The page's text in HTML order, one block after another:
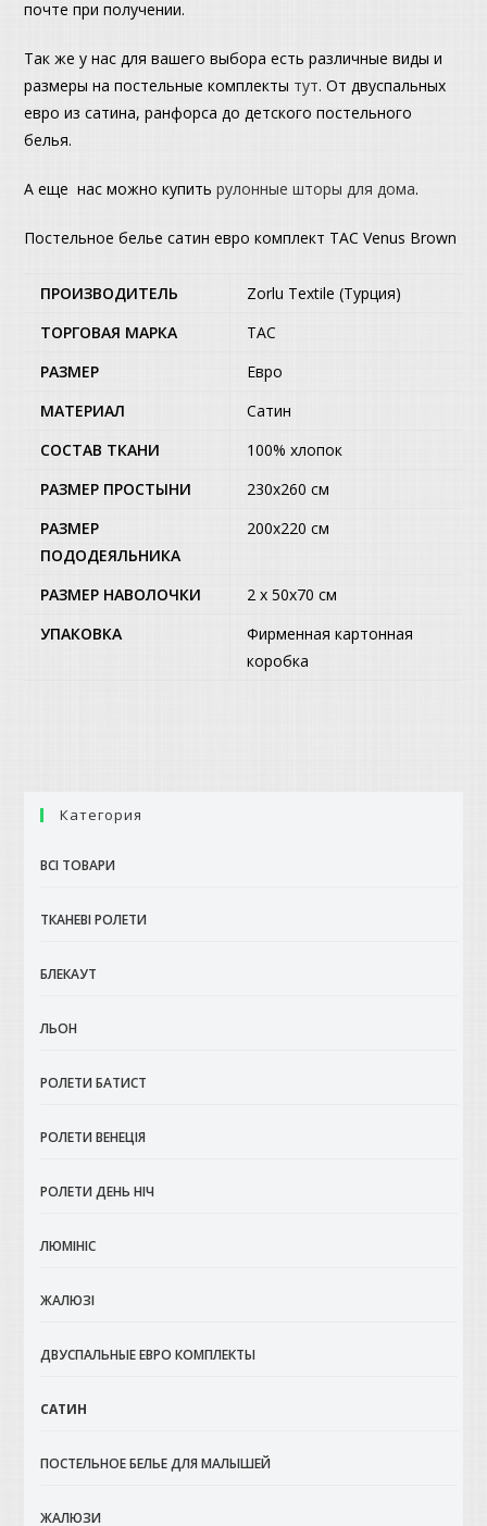
почте при получении.
Так же у нас для вашего выбора есть различные виды и
размеры на постельные комплекты тут. От двуспальных
евро из сатина, ранфорса до детского постельного
белья.
А еще нас можно купитьрулонные шторы для дома.
Постельное белье сатин евро комплект ТАС Venus Brown
ПРОИЗВОДИТЕЛЬ
Zorlu Textile (Турция)
ТОРГОВАЯ МАРКА
TAC
РАЗМЕР
Евро
МАТЕРИАЛ
Сатин
СОСТАВ ТКАНИ
100% хлопок
РАЗМЕР ПРОСТЫНИ
230х260 см
РАЗМЕР
ПОДОДЕЯЛЬНИКА
200х220 см
РАЗМЕР НАВОЛОЧКИ
2 x 50х70 см
УПАКОВКА
Фирменная картонная
коробка
Категория
ВСІ ТОВАРИ
ТКАНЕВІ РОЛЕТИ
БЛЕКАУТ
ЛЬОН
РОЛЕТИ БАТИСТ
РОЛЕТИ ВЕНЕЦІЯ
РОЛЕТИ ДЕНЬ НІЧ
ЛЮМІНІС
ЖАЛЮЗІ
ДВУСПАЛЬНЫЕ ЕВРО КОМПЛЕКТЫ
САТИН
ПОСТЕЛЬНОЕ БЕЛЬЕ ДЛЯ МАЛЫШЕЙ
ЖАЛЮЗИ